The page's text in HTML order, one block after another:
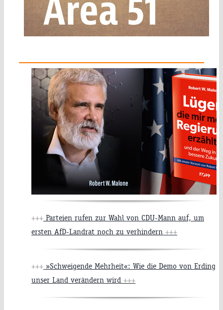
+++ Parteien rufen zur Wahl von CDU-Mann auf, um
ersten AfD-Landrat noch zu verhindern +++
+++ »Schweigende Mehrheit«: Wie die Demo von Erding
unser Land verändern wird +++